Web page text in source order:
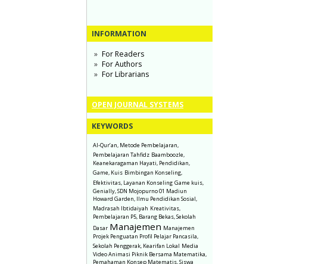
INFORMATION
For Readers
For Authors
For Librarians
OPEN JOURNAL SYSTEMS
KEYWORDS
Al-Qur’an, Metode Pembelajaran,
Pembelajaran Tahfidz Baamboozle,
Keanekaragaman Hayati, Pendidikan,
Game, Kuis Bimbingan Konseling,
Efektivitas, Layanan Konseling Game kuis,
Genially, SDN Mojopurno 01 Madiun
Howard Garden, Ilmu Pendidikan Sosial,
Madrasah Ibtidaiyah Kreativitas,
Pembelajaran P5, Barang Bekas, Sekolah
Dasar Manajemen Manajemen
Projek Penguatan Profil Pelajar Pancasila,
Sekolah Penggerak, Kearifan Lokal Media
Video Animasi Piknik Bersama Matematika,
Pemahaman Konsep Matematis, Siswa